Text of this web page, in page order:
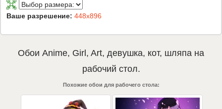
Ваше разрешение: 448x896
Обои Anime, Girl, Art, девушка, кот, шляпа на
рабочий стол.
Похожие обои для рабочего стола: